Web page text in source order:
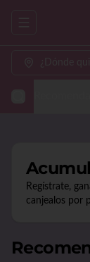
Regístrate,
canjealos por